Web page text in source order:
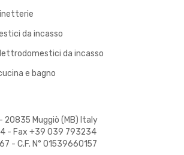
da incasso
da incasso
e bagno
20835 Muggiò (MB) Italy
- Fax +39 039 793234
- C.F. N° 01539660157